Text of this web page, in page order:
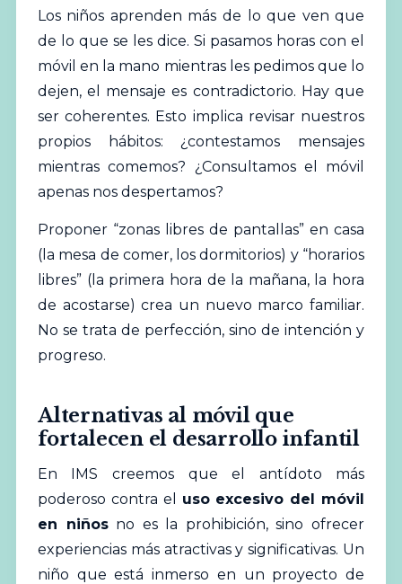
Los niños aprenden más de lo que ven que
de lo que se les dice. Si pasamos horas con el
móvil en la mano mientras les pedimos que lo
dejen, el mensaje es contradictorio. Hay que
ser coherentes. Esto implica revisar nuestros
propios hábitos: ¿contestamos mensajes
mientras comemos? ¿Consultamos el móvil
apenas nos despertamos?
Proponer “zonas libres de pantallas” en casa
(la mesa de comer, los dormitorios) y “horarios
libres” (la primera hora de la mañana, la hora
de acostarse) crea un nuevo marco familiar.
No se trata de perfección, sino de intención y
progreso.
Alternativas al móvil que
fortalecen el desarrollo infantil
En IMS creemos que el antídoto más
poderoso contra el uso excesivo del móvil
en niñosno es la prohibición, sino ofrecer
experiencias más atractivas y significativas. Un
niño que está inmerso en un proyecto de